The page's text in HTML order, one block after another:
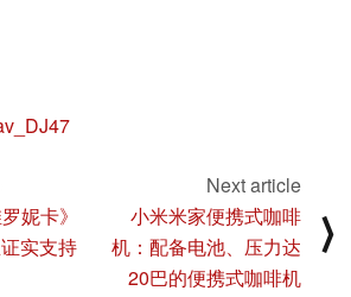
妮卡》
实支持
Next article
小米米家便携式咖啡
机：配备电池、压力达
20巴的便携式咖啡机
⟩